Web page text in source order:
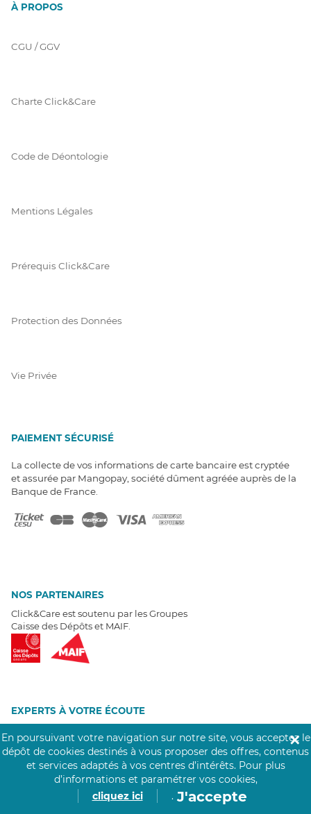
À PROPOS
CGU / GGV
Charte Click&Care
Code de Déontologie
Mentions Légales
Prérequis Click&Care
Protection des Données
Vie Privée
PAIEMENT SÉCURISÉ
La collecte de vos informations de carte bancaire est cryptée
et assurée par Mangopay, société dûment agréée auprès de la
Banque de France.
NOS PARTENAIRES
Click&Care est soutenu par les Groupes
Caisse des Dépôts et MAIF.
EXPERTS À VOTRE ÉCOUTE
téléphone 7/7.
Être rappelé aujourd'hui
MOIGNAGES CLIENTS
En poursuivant votre navigation sur notre site, vous acceptez le
dépôt de cookies destinés à vous proposer des offres, contenus
et services adaptés à vos centres d’intérêts. Pour plus
d’informations et paramétrer vos cookies,
cliquez ici
. J'accepte
✕